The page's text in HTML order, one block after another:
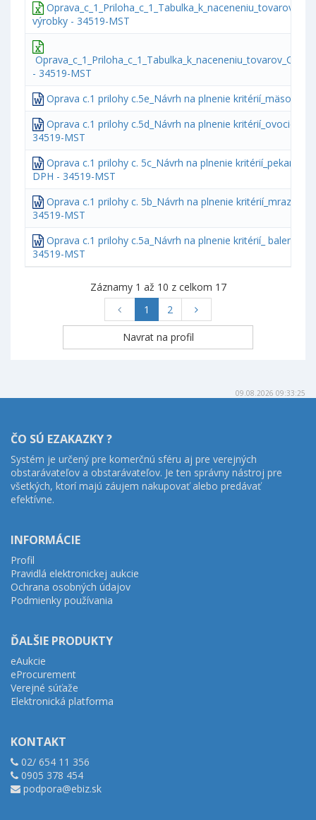
výrobky - 34519-MST
- 34519-MST
Oprava c.1 prilohy c.5e_Návrh na plnenie kritérií_mäso bez
Oprava c.1 prilohy c.5d_Návrh na plnenie kritérií_ovocie a
34519-MST
Oprava c.1 prilohy c. 5c_Návrh na plnenie
DPH - 34519-MST
Oprava c.1 prilohy c. 5b_Návrh na plnenie kritérií_mrazene
34519-MST
Oprava c.1 prilohy c.5a_Návrh na plnenie kritérií_ balené
34519-MST
Záznamy 1 až 10 z celkom 17
1
2
09.08.2026 09:33:25
ČO SÚ EZAKAZKY ?
Systém je určený pre komerčnú sféru aj pre verejných
obstarávateľov a obstarávateľov. Je ten správny nástroj pre
všetkých, ktorí majú záujem nakupovať alebo predávať
efektívne.
INFORMÁCIE
Profil
Pravidlá elektronickej aukcie
Ochrana osobných údajov
Podmienky používania
ĎALŠIE PRODUKTY
eAukcie
eProcurement
Verejné súťaže
Elektronická platforma
KONTAKT
02/ 654 11 356
0905 378 454
podpora@ebiz.sk